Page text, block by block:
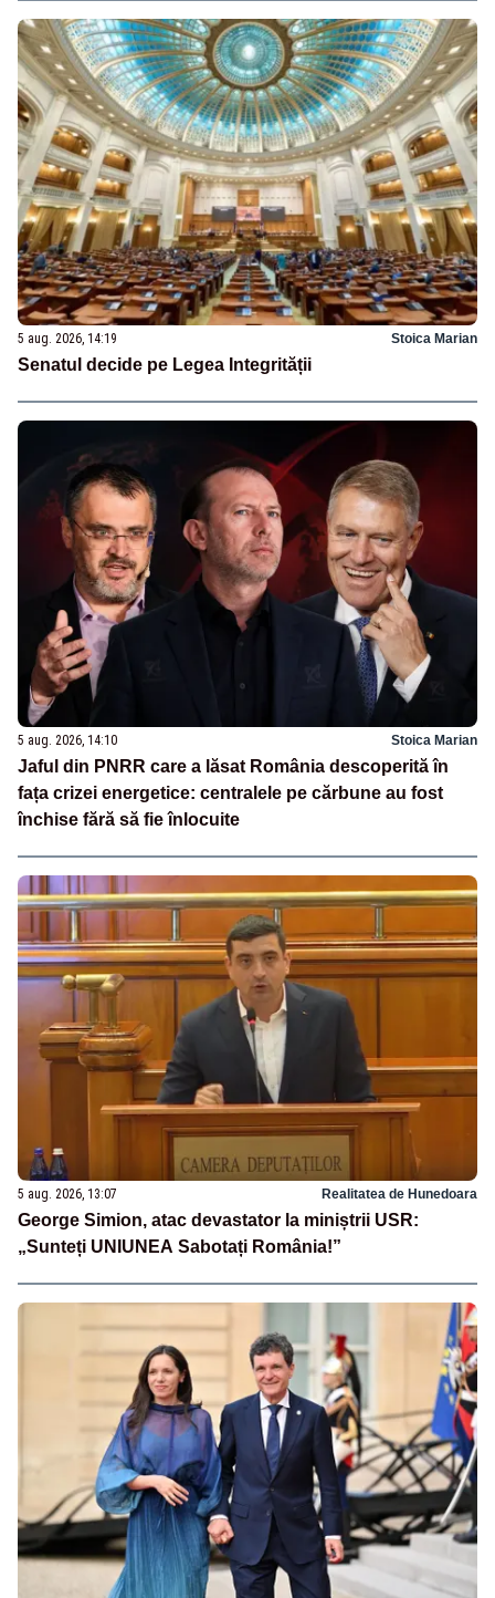
5 aug. 2026, 14:19 Stoica Marian
Senatul decide pe Legea Integrității
5 aug. 2026, 14:10 Stoica Marian
Jaful din PNRR care a lăsat România descoperită în
fața crizei energetice: centralele pe cărbune au fost
închise fără să fie înlocuite
5 aug. 2026, 13:07 Realitatea de Hunedoara
George Simion, atac devastator la miniștrii USR:
„Sunteți UNIUNEA Sabotați România!”